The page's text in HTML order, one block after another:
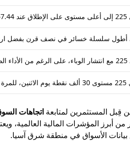
سلسلة خسائر في نصف قرن بفضل ارتفاع
قِبل المستثمرين لمتابعةاتجاهات السوق
أبرز المؤشرات المالية العالمية،